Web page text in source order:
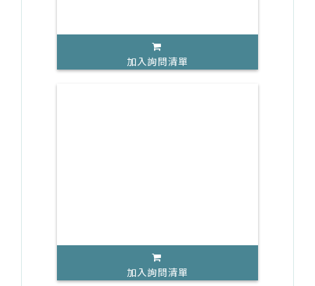
加入詢問清單
加入詢問清單